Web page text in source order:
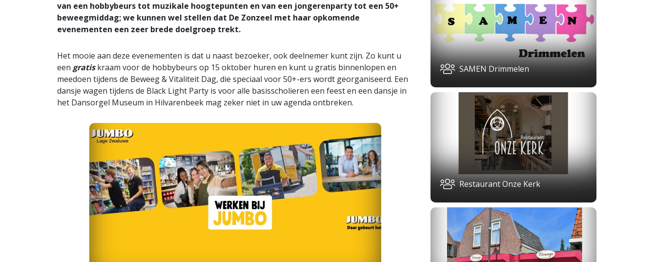
van een hobbybeurs tot muzikale hoogtepunten en van een jongerenparty tot een 50+
beweegmiddag; we kunnen wel stellen dat De Zonzeel met haar opkomende
evenementen een zeer brede doelgroep trekt.
Het mooie aan deze evenementen is dat u naast bezoeker, ook deelnemer kunt zijn. Zo kunt u
een gratiskraam voor de hobbybeurs op 15 oktober huren en kunt u gratis binnenlopen en
meedoen tijdens de Beweeg & Vitaliteit Dag, die speciaal voor 50+-ers wordt georganiseerd. Een
dansje wagen tijdens de Black Light Party is voor alle basisscholieren een feest en een dansje in
het Dansorgel Museum in Hilvarenbeek mag zeker niet in uw agenda ontbreken.
SAMEN Drimmelen
Restaurant Onze Kerk